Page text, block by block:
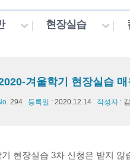
현장실습
겨울학기 현장실습
294 등록일 : 2020.12.14 작성자 :
기 현장실습 3차 신청은 받지 않